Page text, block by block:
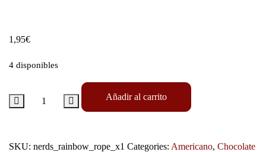
1,95€
4 disponibles
Añadir al carrito
SKU: nerds_rainbow_rope_x1 Categories: Americano, Chocolate